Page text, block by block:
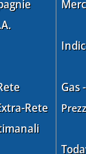
Rete
Gas